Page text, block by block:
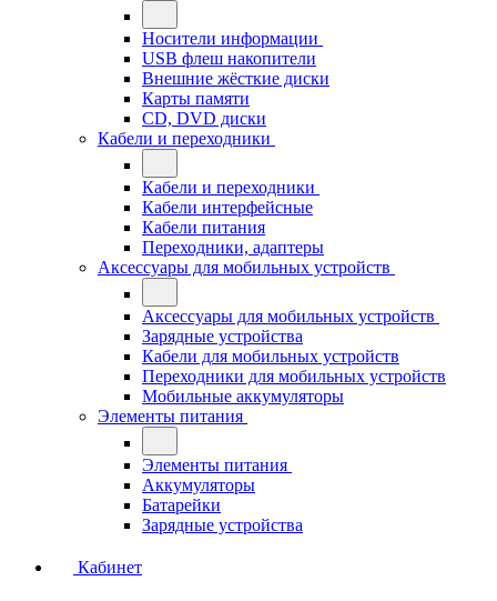
Носители информации
USB флеш накопители
Внешние жёсткие диски
Карты памяти
CD, DVD диски
Кабели и переходники
Кабели и переходники
Кабели интерфейсные
Кабели питания
Переходники, адаптеры
Аксессуары для мобильных устройств
Аксессуары для мобильных устройств
Зарядные устройства
Кабели для мобильных устройств
Переходники для мобильных устройств
Мобильные аккумуляторы
Элементы питания
Элементы питания
Аккумуляторы
Батарейки
Зарядные устройства
Кабинет